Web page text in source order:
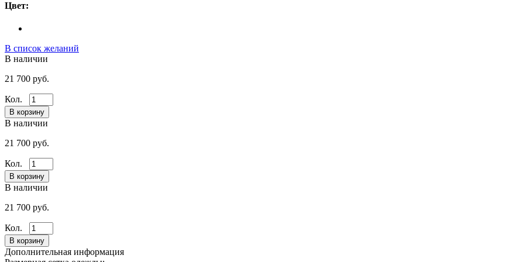
Цвет:
В список желаний
В наличии
21 700 руб.
Кол.
В наличии
21 700 руб.
Кол.
В наличии
21 700 руб.
Кол.
Дополнительная информация